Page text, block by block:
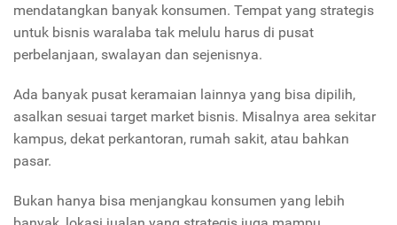
mendatangkan banyak konsumen. Tempat yang strategis
untuk bisnis waralaba tak melulu harus di pusat
perbelanjaan, swalayan dan sejenisnya.
Ada banyak pusat keramaian lainnya yang bisa dipilih,
asalkan sesuai target market bisnis. Misalnya area sekitar
kampus, dekat perkantoran, rumah sakit, atau bahkan
pasar.
Bukan hanya bisa menjangkau konsumen yang lebih